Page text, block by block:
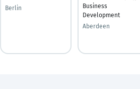
Berlin
Business
Development
Aberdeen